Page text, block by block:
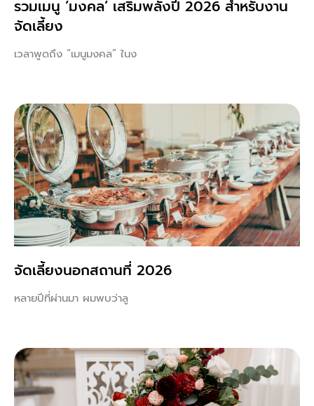
รวมเมนู ‘มงคล’ เสริมพลังปี 2026 สำหรับงาน
จัดเลี้ยง
เวลาพูดถึง “เมนูมงคล” ในง
จัดเลี้ยงนอกสถานที่ 2026
หลายปีที่ผ่านมา ผมพบว่าลู